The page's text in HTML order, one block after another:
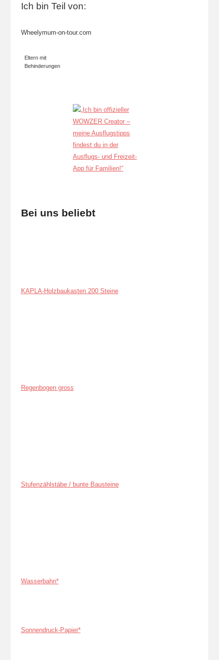
Ich bin Teil von:
Wheelymum-on-tour.com
Eltern mit
Behinderungen
Bei uns beliebt
KAPLA-Holzbaukasten 200 Steine
Regenbogen gross
Stufenzählstäbe / bunte Bausteine
Wasserbahn*
Sonnendruck-Papier*